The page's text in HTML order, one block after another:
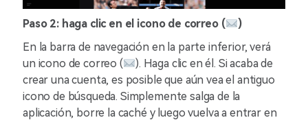
Paso 2: haga clic en el icono de correo (
)
En la barra de navegación en la parte inferior, verá
un icono de correo (
). Haga clic en él. Si acaba de
crear una cuenta, es posible que aún vea el antiguo
icono de búsqueda. Simplemente salga de la
aplicación, borre la caché y luego vuelva a entrar en